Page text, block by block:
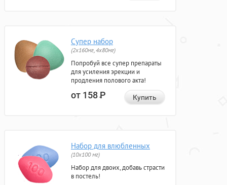
Супер набор
(2х160мг, 4х80мг)
Попробуй все супер препараты
для усиления эрекции и
продления полового акта!
от 158Р Купить
Набор для влюбленных
(10х100 мг)
Набор для двоих, добавь страсти
в постель!